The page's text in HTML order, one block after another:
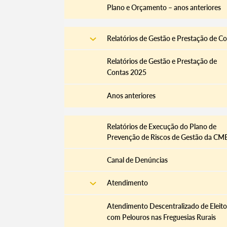
Plano e Orçamento – anos anteriores
Relatórios de Gestão e Prestação de
Relatórios de Gestão e Prestação de
Contas 2025
Anos anteriores
​Relatórios de Execução do Plano de
Prevenção de Riscos de Gestão da
Canal de Denúncias
Atendimento
Atendimento Descentralizado de
com Pelouros nas Freguesias Rurais